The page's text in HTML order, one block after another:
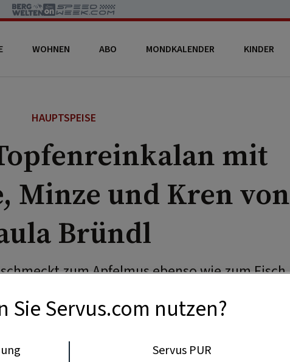
WOHNEN ABO MONDKALENDER KINDER
HAUPTSPEISE
mit
Minze und Kren von
Bründl
zum Apfelmus ebenso wie zum Fisch.
sein: der gut abgehangene Topfen.
Sie Servus.com nutzen?
Servus PUR